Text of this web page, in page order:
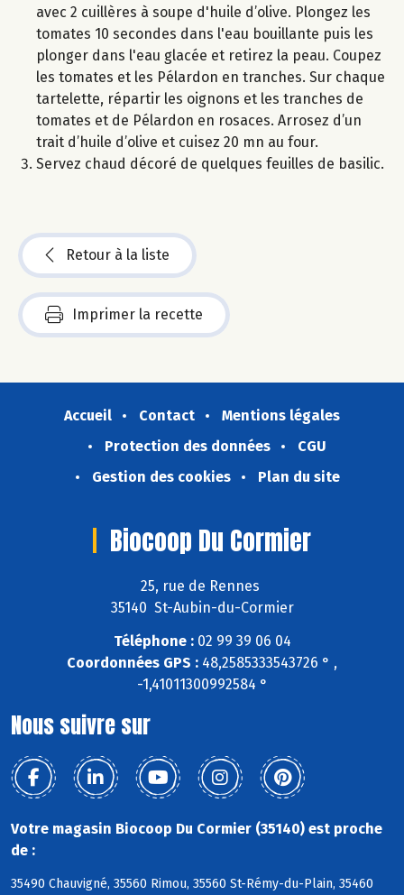
avec 2 cuillères à soupe d'huile d’olive. Plongez les
tomates 10 secondes dans l'eau bouillante puis les
plonger dans l'eau glacée et retirez la peau. Coupez
les tomates et les Pélardon en tranches. Sur chaque
tartelette, répartir les oignons et les tranches de
tomates et de Pélardon en rosaces. Arrosez d’un
trait d’huile d’olive et cuisez 20 mn au four.
Servez chaud décoré de quelques feuilles de basilic.
Retour à la liste
Imprimer la recette
Accueil Contact
Mentions légales
Protection des données
CGU
Gestion des cookies
Plan du site
Biocoop Du Cormier
25, rue de Rennes
35140 St-Aubin-du-Cormier
Téléphone :02 99 39 06 04
Coordonnées GPS : 48,2585333543726 ° ,
-1,41011300992584 °
Nous suivre sur
Votre magasin Biocoop Du Cormier (35140) est proche
de :
35490 Chauvigné, 35560 Rimou, 35560 St-Rémy-du-Plain, 35460